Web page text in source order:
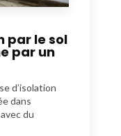
par le sol
par un
d’isolation
dans
du